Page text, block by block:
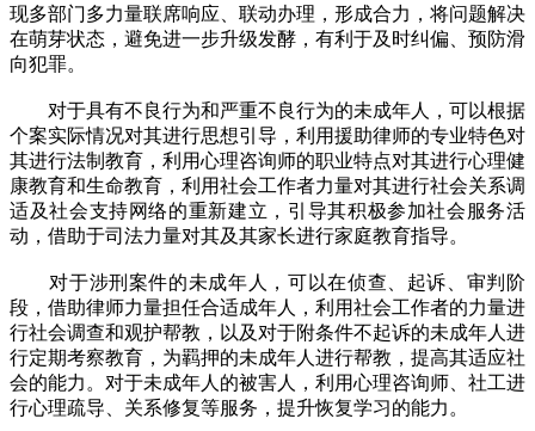
现多部门多力量联席响应、联动办理，形成合力，将问题解决
在萌芽状态，避免进一步升级发酵，有利于及时纠偏、预防滑
向犯罪。
对于具有不良行为和严重不良行为的未成年人，可以根据
个案实际情况对其进行思想引导，利用援助律师的专业特色对
其进行法制教育，利用心理咨询师的职业特点对其进行心理健
康教育和生命教育，利用社会工作者力量对其进行社会关系调
适及社会支持网络的重新建立，引导其积极参加社会服务活
动，借助于司法力量对其及其家长进行家庭教育指导。
对于涉刑案件的未成年人，可以在侦查、起诉、审判阶
段，借助律师力量担任合适成年人，利用社会工作者的力量进
行社会调查和观护帮教，以及对于附条件不起诉的未成年人进
行定期考察教育，为羁押的未成年人进行帮教，提高其适应社
会的能力。对于未成年人的被害人，利用心理咨询师、社工进
行心理疏导、关系修复等服务，提升恢复学习的能力。